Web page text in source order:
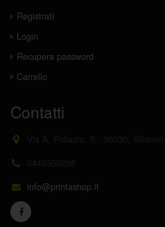
Registrati
Login
Recupera password
Carrello
Contatti
info@printashop.it